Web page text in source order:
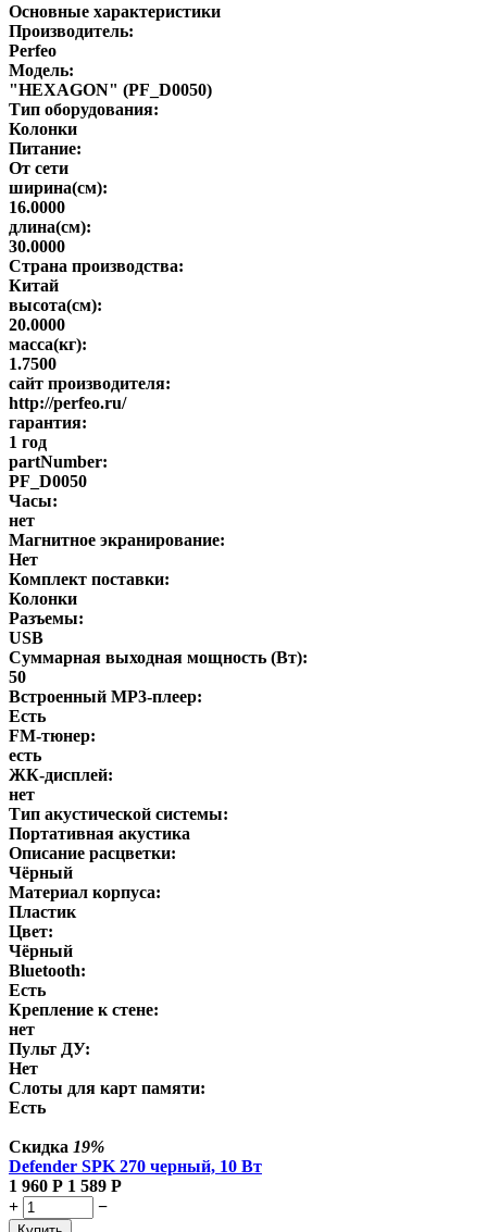
Основные характеристики
Производитель:
Perfeo
Модель:
"HEXAGON" (PF_D0050)
Тип оборудования:
Колонки
Питание:
От сети
ширина(см):
16.0000
длина(см):
30.0000
Страна производства:
Китай
высота(см):
20.0000
масса(кг):
1.7500
сайт производителя:
http://perfeo.ru/
гарантия:
1 год
partNumber:
PF_D0050
Часы:
нет
Магнитное экранирование:
Нет
Комплект поставки:
Колонки
Разъемы:
USB
Суммарная выходная мощность (Вт):
50
Встроенный MP3-плеер:
Есть
FM-тюнер:
есть
ЖК-дисплей:
нет
Тип акустической системы:
Портативная акустика
Описание расцветки:
Чёрный
Материал корпуса:
Пластик
Цвет:
Чёрный
Bluetooth:
Есть
Крепление к стене:
нет
Пульт ДУ:
Нет
Слоты для карт памяти:
Есть
Скидка 19%
Defender SPK 270 черный, 10 Вт
1 960 Р 1 589 Р
+
−